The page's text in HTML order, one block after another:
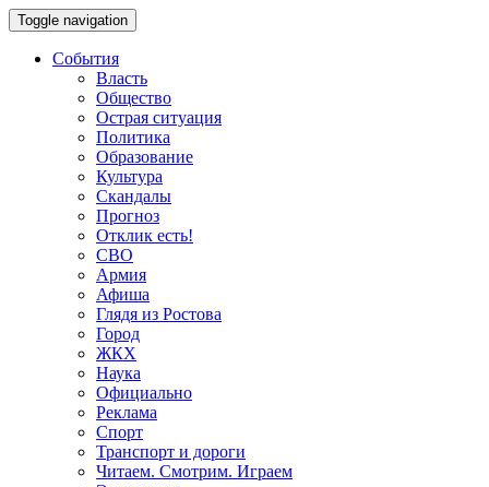
Toggle navigation
События
Власть
Общество
Острая ситуация
Политика
Образование
Культура
Скандалы
Прогноз
Отклик есть!
СВО
Армия
Афиша
Глядя из Ростова
Город
ЖКХ
Наука
Официально
Реклама
Спорт
Транспорт и дороги
Читаем. Смотрим. Играем